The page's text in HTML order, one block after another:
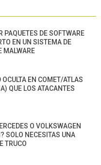
PAQUETES DE SOFTWARE
EN UN SISTEMA DE
MALWARE
EN COMET/ATLAS
QUE LOS ATACANTES
O VOLKSWAGEN
SOLO NECESITAS UNA
TRUCO